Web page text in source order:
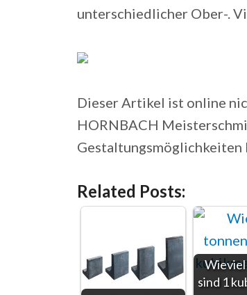
unterschiedlicher Ober-.
Dieser Artikel ist online
HORNBACH
Gestaltungsmöglichkeiten
Related Posts:
sind 1